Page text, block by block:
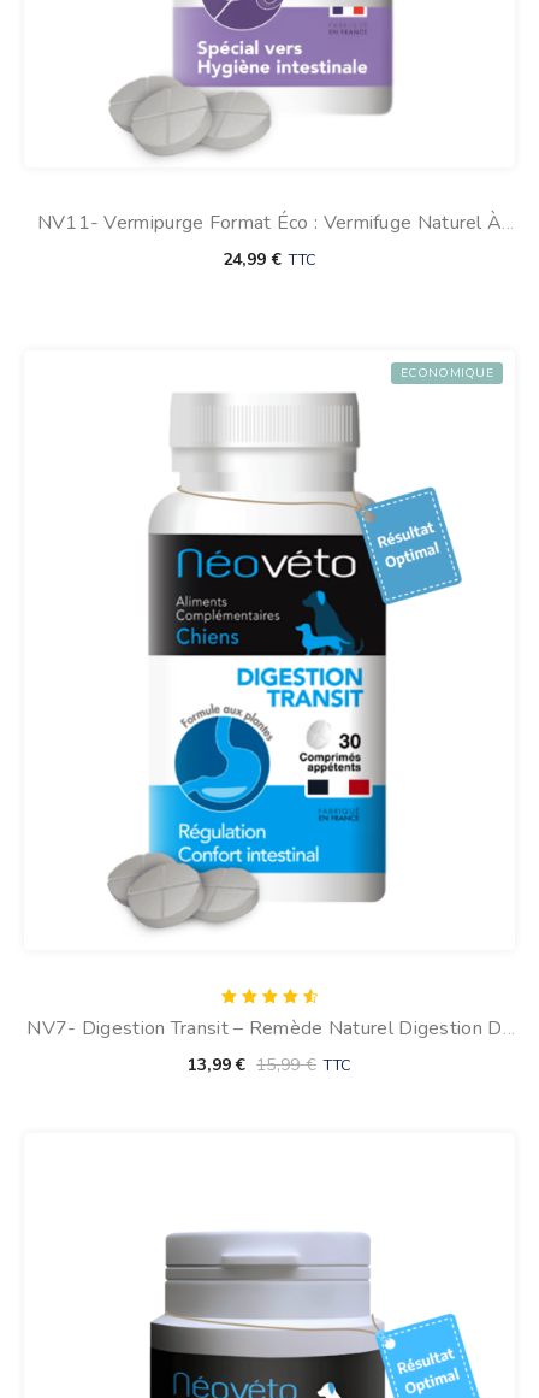
NV11- Vermipurge Format Éco : Vermifuge Naturel À
Base D’ail Pour Chien
24,99€ TTC
ECONOMIQUE
4.67
NV7- Digestion Transit – Remède Naturel Digestion Du
Chien
13,99€ 15,99€ TTC